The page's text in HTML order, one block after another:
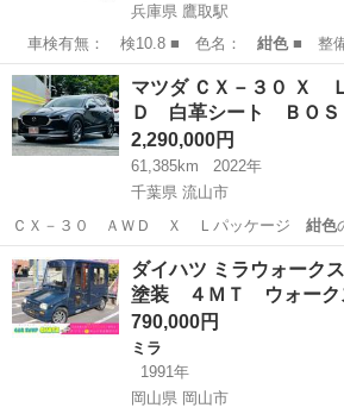
兵庫県 鷹取駅
車検有無： 検10.8 ■ 色名： 紺色■ 整
証： 保証…
兵庫 神戸市 鷹取駅
マツダ ＣＸ－３０ Ｘ
Ｄ 白革シート ＢＯ
2,290,000円
61,385km
2022年
千葉県 流山市
ＣＸ－３０ ＡＷＤ Ｘ Ｌパッケージ 紺色
有無： なし ■…
千葉 流山市 マツダ
ダイハツ ミラウォーク
塗装 ４ＭＴ ウォー
790,000円
ミラ
1991年
岡山県 岡山市